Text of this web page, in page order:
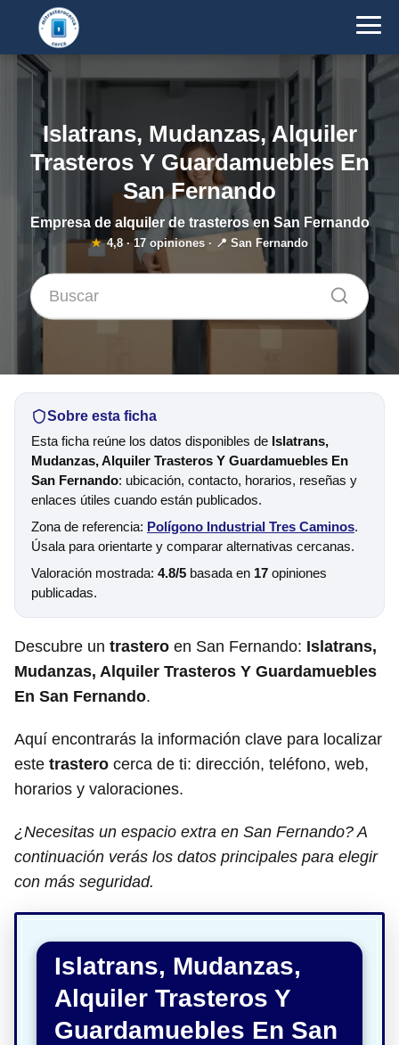
Islatrans, Mudanzas, Alquiler
Trasteros Y Guardamuebles En
San Fernando
Empresa de alquiler de trasteros en San Fernando
★ 4,8·17 opiniones · 📍 San Fernando
Sobre esta ficha
Esta ficha reúne los datos disponibles de Islatrans,
Mudanzas, Alquiler Trasteros Y Guardamuebles En
San Fernando: ubicación, contacto, horarios, reseñas y
enlaces útiles cuando están publicados.
Zona de referencia: Polígono Industrial Tres Caminos.
Úsala para orientarte y comparar alternativas cercanas.
Valoración mostrada: 4.8/5 basada en 17 opiniones
publicadas.
Descubre un trastero en San Fernando: Islatrans,
Mudanzas, Alquiler Trasteros Y Guardamuebles
En San Fernando.
Aquí encontrarás la información clave para localizar
este trastero cerca de ti: dirección, teléfono, web,
horarios y valoraciones.
¿Necesitas un espacio extra en San Fernando? A
continuación verás los datos principales para elegir
con más seguridad.
Islatrans, Mudanzas,
Alquiler Trasteros Y
Guardamuebles En San